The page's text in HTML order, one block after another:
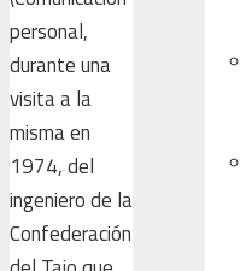
personal,
durante una
visita a la
misma en
1974, del
ingeniero de la
Confederación